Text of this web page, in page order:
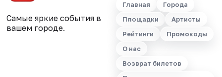
Самые яркие события в
вашем городе.
Главная
Города
Площадки
Артисты
Рейтинги
Промокоды
О нас
Возврат билетов